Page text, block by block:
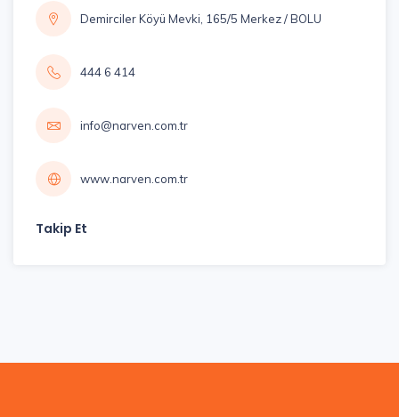
Demirciler Köyü Mevki, 165/5 Merkez / BOLU
444 6 414
info@narven.com.tr
www.narven.com.tr
Takip Et